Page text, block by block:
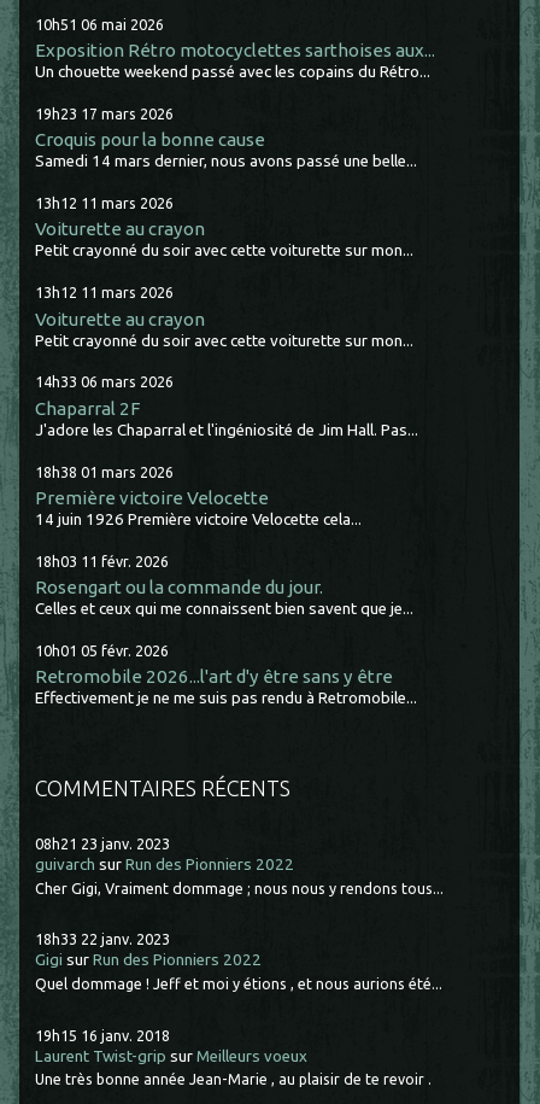
10h51 06 mai 2026
Exposition Rétro motocyclettes sarthoises aux...
Un chouette weekend passé avec les copains du Rétro...
19h23 17 mars 2026
Croquis pour la bonne cause
Samedi 14 mars dernier, nous avons passé une belle...
13h12 11 mars 2026
Voiturette au crayon
Petit crayonné du soir avec cette voiturette sur mon...
13h12 11 mars 2026
Voiturette au crayon
Petit crayonné du soir avec cette voiturette sur mon...
14h33 06 mars 2026
Chaparral 2F
J'adore les Chaparral et l'ingéniosité de Jim Hall. Pas...
18h38 01 mars 2026
Première victoire Velocette
14 juin 1926 Première victoire Velocette cela...
18h03 11 févr. 2026
Rosengart ou la commande du jour.
Celles et ceux qui me connaissent bien savent que je...
10h01 05 févr. 2026
Retromobile 2026...l'art d'y être sans y être
Effectivement je ne me suis pas rendu à Retromobile...
COMMENTAIRES RÉCENTS
08h21 23 janv. 2023
guivarch surRun des Pionniers 2022
Cher Gigi, Vraiment dommage ; nous nous y rendons tous...
18h33 22 janv. 2023
Gigi surRun des Pionniers 2022
Quel dommage ! Jeff et moi y étions , et nous aurions été...
19h15 16 janv. 2018
Laurent Twist-grip surMeilleurs voeux
Une très bonne année Jean-Marie , au plaisir de te revoir .